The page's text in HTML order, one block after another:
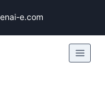
e.com